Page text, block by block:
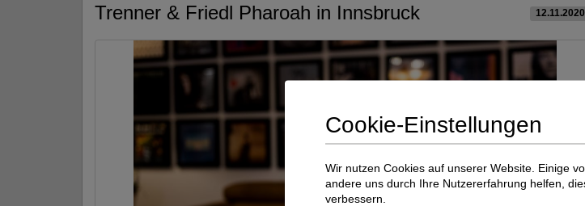
Trenner & Friedl Pharoah in Innsbruck 12.11.2020
Cookie-Einstellungen
Wir nutzen Cookies auf unserer Website. Einige
andere uns durch Ihre Nutzererfahrung helfen,
verbessern.